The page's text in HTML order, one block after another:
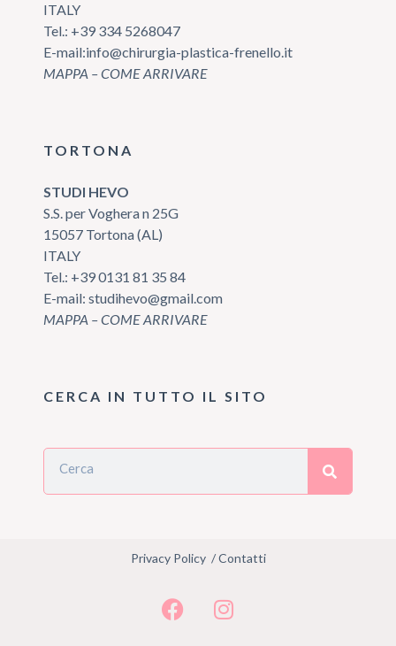
ITALY
Tel.: +39 334 5268047
E-mail:info@chirurgia-plastica-frenello.it
MAPPA – COME ARRIVARE
TORTONA
STUDI HEVO
S.S. per Voghera n 25G
15057 Tortona (AL)
ITALY
Tel.: +39 0131 81 35 84
E-mail: studihevo@gmail.com
MAPPA – COME ARRIVARE
CERCA IN TUTTO IL SITO
Privacy Policy/Contatti